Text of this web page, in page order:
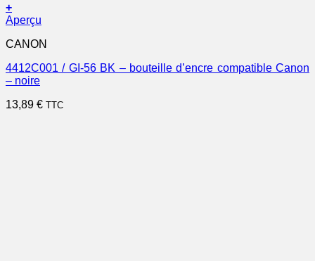
+
Aperçu
CANON
4412C001 / GI-56 BK – bouteille d’encre compatible Canon
– noire
13,89 € TTC